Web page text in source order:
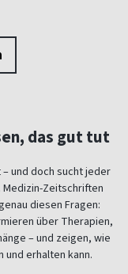
das gut tut
und doch sucht jeder
Medizin-Zeitschriften
diesen Fragen:
über Therapien,
– und zeigen, wie
erhalten kann.